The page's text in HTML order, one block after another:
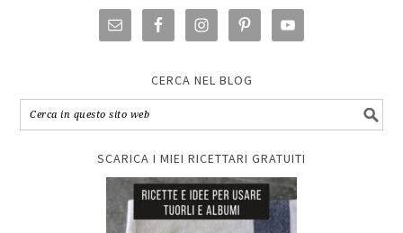
CERCA NEL BLOG
SCARICA I MIEI RICETTARI GRATUITI